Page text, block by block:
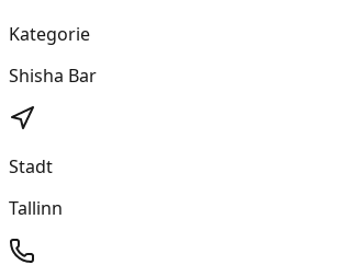
Kategorie
Shisha Bar
Stadt
Tallinn